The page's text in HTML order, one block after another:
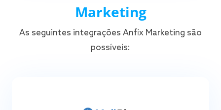
Marketing
As seguintes integrações Anfix Marketing são
possíveis: